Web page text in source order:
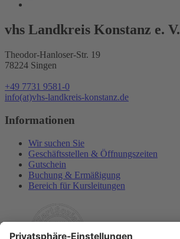
vhs Landkreis Konstanz e. V.
Theodor-Hanloser-Str. 19
78224 Singen
+49 7731 9581-0
info(at)vhs-landkreis-konstanz.de
Informationen
Wir suchen Sie
Geschäftsstellen & Öffnungszeiten
Gutschein
Buchung & Ermäßigung
Bereich für Kursleitungen